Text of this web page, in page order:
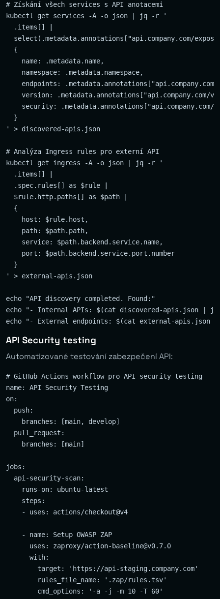
# Získání všech services s API anotacemi
kubectl get services -A -o json | jq -r '
  .items[] |
select(.metadata.annotations["api.company.com/
  {
    name: .metadata.name,
    namespace: .metadata.namespace,
endpoints:
version: .metadata.annotations["api.company.com/
security: .metadata.annotations["api.company.com/
  }
' > discovered-apis.json
# Analýza Ingress rules pro externí API
kubectl get ingress -A -o json | jq -r '
  .items[] |
  .spec.rules[] as $rule |
  $rule.http.paths[] as $path |
  {
    host: $rule.host,
    path: $path.path,
    service: $path.backend.service.name,
    port: $path.backend.service.port.number
  }
' > external-apis.json
echo "API discovery completed. Found:"
echo "- Internal APIs: $(cat discovered-apis.json |
API Security testing
Automatizované testování zabezpečení API:
# GitHub Actions workflow pro API security testing
name: API Security Testing
on:
  push:
    branches: [main, develop]
  pull_request:
    branches: [main]
jobs:
  api-security-scan:
    runs-on: ubuntu-latest
    steps:
    - uses: actions/checkout@v4
    - name: Setup OWASP ZAP
      uses: zaproxy/
action-baseline@v0.7.0
      with:
        target: 'https://api-staging.company.com'
        rules_file_name: '.zap/rules.tsv'
        cmd_options: '-a -j -m 10 -T 60'